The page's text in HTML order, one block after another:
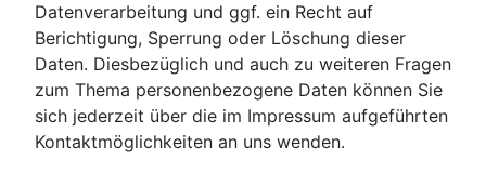
Datenverarbeitung und ggf. ein Recht auf
Berichtigung, Sperrung oder Löschung dieser
Daten. Diesbezüglich und auch zu weiteren Fragen
zum Thema personenbezogene Daten können Sie
sich jederzeit über die im Impressum aufgeführten
Kontaktmöglichkeiten an uns wenden.